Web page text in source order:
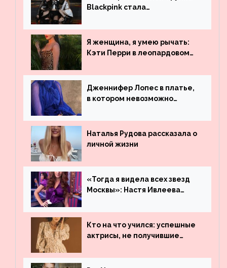
Blackpink стала
просмотрам на YouTube. Они
обогнали даже Джастина
Бибера
Я женщина, я умею рычать:
Кэти Перри в леопардовом
Дженнифер Лопес в платье,
в котором невозможно
Наталья Рудова рассказала о
личной жизни
«Тогда я видела всех звезд
Москвы»: Настя Ивлеева
популярности и выложила
архивные фото
Кто на что учился: успешные
актрисы, не получившие